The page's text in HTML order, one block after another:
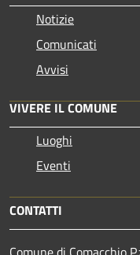
Notizie
Comunicati
Avvisi
VIVERE IL COMUNE
Luoghi
Eventi
CONTATTI